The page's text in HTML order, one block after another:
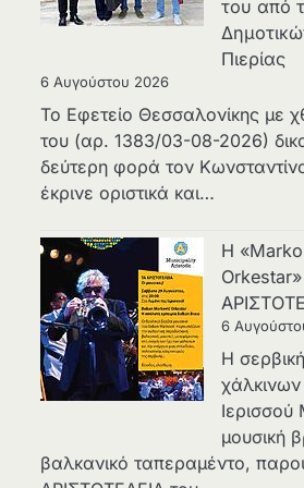
του από
Πιερίας
6 Αυγούστου 2026
Το Εφετείο Θεσσαλονίκης με
του (αρ. 1383/03-08-2026)
δεύτερη φορά τον
έκρινε οριστικά και…
Η
6
Η
χάλκινων
Ιερισσού
μουσική
βαλκανικό ταπεραμέντο,